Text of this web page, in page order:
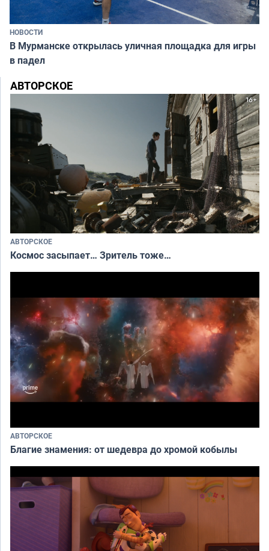
НОВОСТИ
В Мурманске открылась уличная площадка для игры
в падел
АВТОРСКОЕ
АВТОРСКОЕ
Космос засыпает… Зритель тоже…
АВТОРСКОЕ
Благие знамения: от шедевра до хромой кобылы